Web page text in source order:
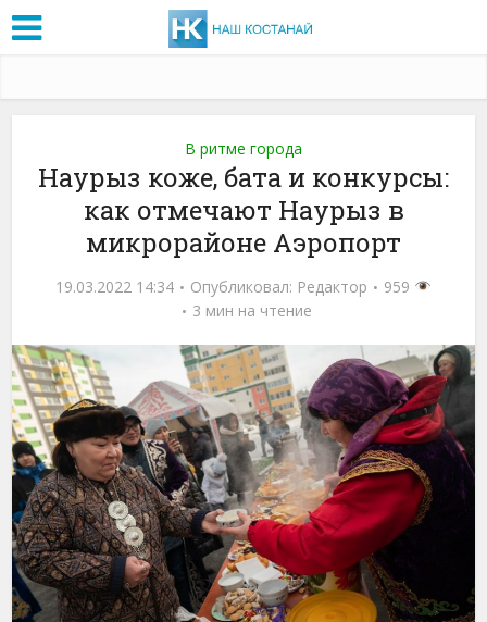
В ритме города
Наурыз коже, бата и конкурсы:
как отмечают Наурыз в
микрорайоне Аэропорт
19.03.2022 14:34 Опубликовал: Редактор
959
3 мин на чтение